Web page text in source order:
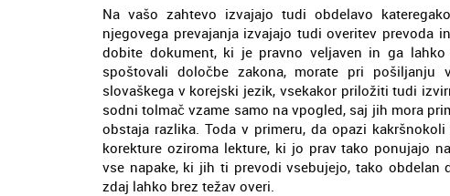
Na vašo zahtevo izvajajo tudi obdelavo
njegovega prevajanja izvajajo tudi overitev prevoda
dobite dokument, ki je pravno veljaven in ga
spoštovali določbe zakona, morate pri
slovaškega v korejski jezik, vsekakor priložiti tudi
sodni tolmač vzame samo na vpogled, saj jih mora
obstaja razlika. Toda v primeru, da opazi
korekture oziroma lekture, ki jo prav tako ponujajo
vse napake, ki jih ti prevodi vsebujejo, tako
zdaj lahko brez težav overi.